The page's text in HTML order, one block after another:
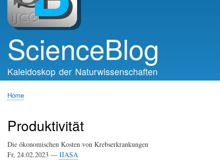
ScienceBlog
Kaleidoskop der Naturwissenschaften
Home
Produktivität
Die ökonomischen Kosten von Krebserkrankungen
Fr, 24.02.2023 — IIASA